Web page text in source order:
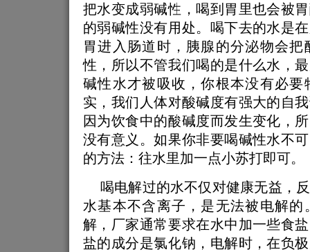
把水变成弱碱性，喝到胃里也会被
的弱碱性没有用处。喝下去的水是
胃进入肠道时，胰腺的分泌物会把
性，所以不管我们喝的是什么水，
碱性水才被吸收，你根本没有必要
实，我们人体对酸碱度有强大的自
因为饮食中的酸碱度而发生变化，
没有意义。如果你非要喝碱性水不
的方法：往水里加一点小苏打即可。
喝电解过的水不仅对健康无益，
水基本不含离子，是无法被电解的
解，厂家通常要求在水中加一些食
盐的成分是氯化钠，电解时，在负